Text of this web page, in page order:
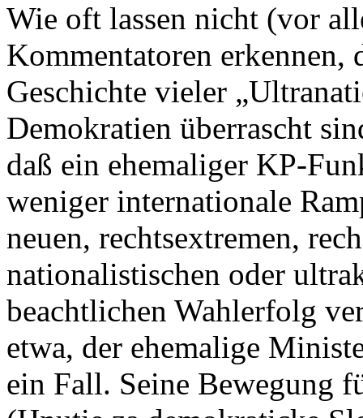
Wie oft lassen nicht (vor
Kommentatoren erkennen,
Geschichte vieler
Demokratien überrascht
daß ein ehemaliger KP-
weniger internationale
neuen, rechtsextremen,
nationalistischen oder
beachtlichen Wahlerfolg
etwa, der ehemalige
ein Fall. Seine Bewegung